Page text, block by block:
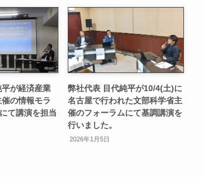
が経済産業
の情報モラ
て講演を担当
弊社代表 目代純平が10/4(土)に
名古屋で行われた文部科学省主
催のフォーラムにて基調講演を
行いました。
2026年1月5日